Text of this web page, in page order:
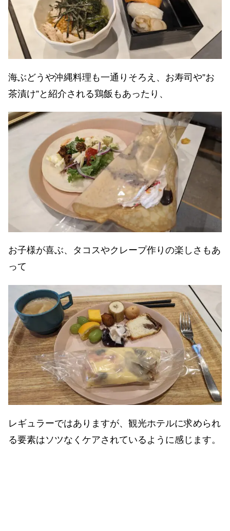
海ぶどうや沖縄料理も一通りそろえ、お寿司や”お
茶漬け”と紹介される鶏飯もあったり、
お子様が喜ぶ、タコスやクレープ作りの楽しさもあ
って
レギュラーではありますが、観光ホテルに求められ
る要素はソツなくケアされているように感じます。